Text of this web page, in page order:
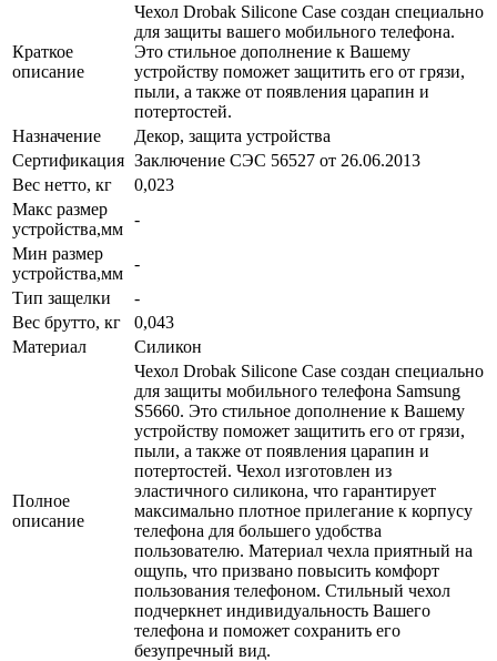
Краткое
описание
Чехол Drobak Silicone Case создан специально
для защиты вашего мобильного телефона.
Это стильное дополнение к Вашему
устройству поможет защитить его от грязи,
пыли, а также от появления царапин и
потертостей.
Назначение
Декор, защита устройства
Сертификация Заключение СЭС 56527 от 26.06.2013
Вес нетто, кг
0,023
Макс размер
устройства,мм
-
Мин размер
устройства,мм
-
Тип защелки
-
Вес брутто, кг
0,043
Материал
Силикон
Полное
описание
Чехол Drobak Silicone Case создан специально
для защиты мобильного телефона Samsung
S5660. Это стильное дополнение к Вашему
устройству поможет защитить его от грязи,
пыли, а также от появления царапин и
потертостей. Чехол изготовлен из
эластичного силикона, что гарантирует
максимально плотное прилегание к корпусу
телефона для большего удобства
пользователю. Материал чехла приятный на
ощупь, что призвано повысить комфорт
пользования телефоном. Стильный чехол
подчеркнет индивидуальность Вашего
телефона и поможет сохранить его
безупречный вид.